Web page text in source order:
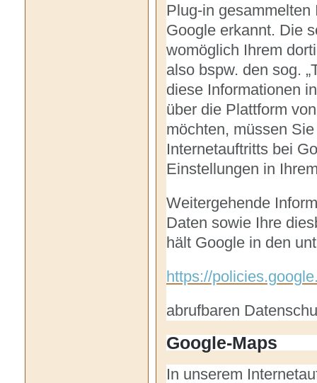
Plug-in
Google erkannt. Die
womöglich Ihrem
also bspw. den sog.
diese Informationen
über die Plattform
möchten, müssen
Internetauftritts bei
Einstellungen in
Weitergehende
Daten sowie Ihre
hält Google in den
https://
abrufbaren
Google-Maps
In unserem